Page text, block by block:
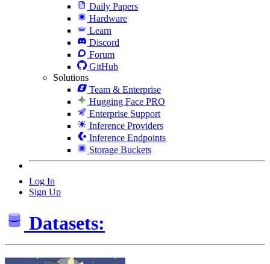
Daily Papers
Hardware
Learn
Discord
Forum
GitHub
Solutions
Team & Enterprise
Hugging Face PRO
Enterprise Support
Inference Providers
Inference Endpoints
Storage Buckets
Log In
Sign Up
Datasets: